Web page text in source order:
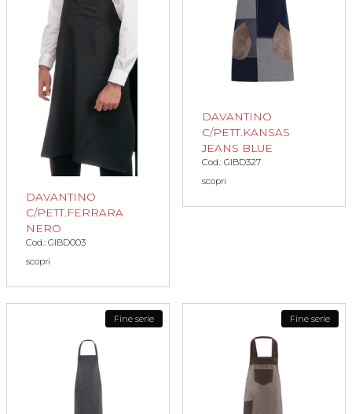
DAVANTINO
C/PETT.FERRARA
NERO
Cod.: GIBD003
scopri
DAVANTINO
C/PETT.KANSAS
JEANS BLUE
Cod.: GIBD327
scopri
Fine serie Fine serie